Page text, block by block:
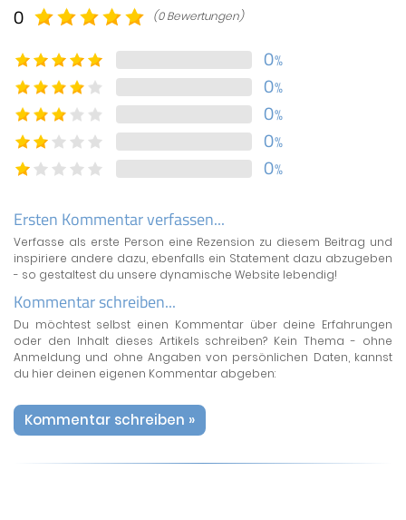
0 (0 Bewertungen)
0%
0%
0%
0%
0%
Ersten Kommentar verfassen...
Verfasse als erste Person eine Rezension zu diesem Beitrag und
inspiriere andere dazu, ebenfalls ein Statement dazu abzugeben
- so gestaltest du unsere dynamische Website lebendig!
Kommentar schreiben...
Du möchtest selbst einen Kommentar über deine Erfahrungen
oder den Inhalt dieses Artikels schreiben? Kein Thema - ohne
Anmeldung und ohne Angaben von persönlichen Daten, kannst
du hier deinen eigenen Kommentar abgeben:
Kommentar schreiben »